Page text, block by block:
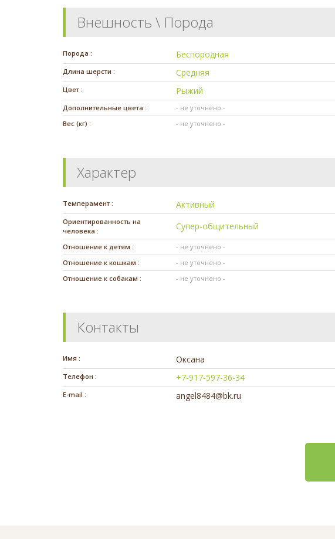
Внешность \ Порода
Порода : Беспородная
Длина шерсти : Средняя
Цвет : Рыжий
Дополнительные цвета :
- не уточнено -
Вес (кг) :
- не уточнено -
Характер
Темперамент : Активный
Ориентированность на
человека :
Супер-общительный
Отношение к детям :
- не уточнено -
Отношение к кошкам :
- не уточнено -
Отношение к собакам :
- не уточнено -
Контакты
Имя : Оксана
Телефон : +7-917-597-36-34
E-mail : angel8484@bk.ru